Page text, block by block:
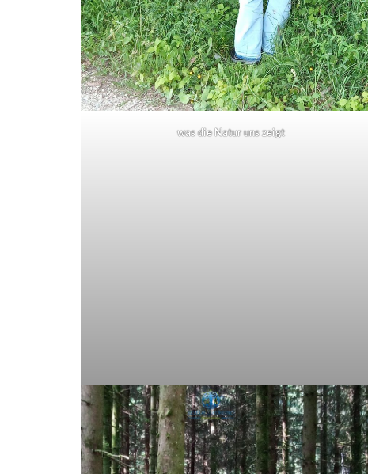
was die Natur uns zeigt